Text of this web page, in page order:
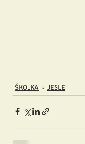
ŠKOLKA JESLE